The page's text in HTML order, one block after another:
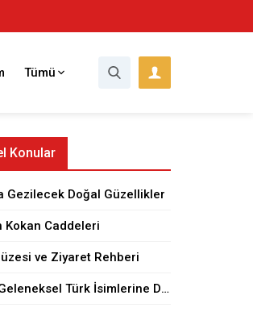
Tümü
Konular
Gezilecek Doğal Güzellikler
Kokan Caddeleri
ve Ziyaret Rehberi
Kız İsimleri: Geleneksel Türk İsimlerine Dair